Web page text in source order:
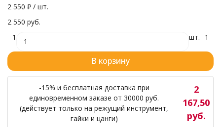
2 550 ₽ / шт.
2 550 руб.
1
шт. 1
В корзину
-15% и бесплатная доставка при
единовременном заказе от 30000 руб.
(действует только на режущий инструмент,
гайки и цанги)
2
167,50
руб.